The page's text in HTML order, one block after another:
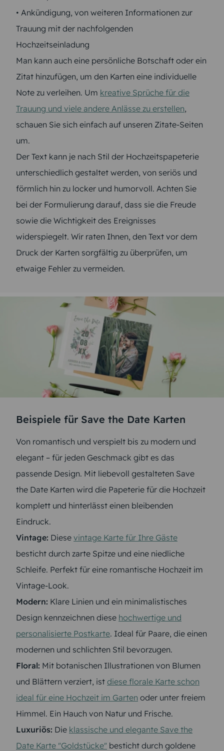
• Ankündigung, von weiteren Informationen zur
Trauung mit der nachfolgenden
Hochzeitseinladung
Man kann auch eine persönliche Botschaft oder ein
Zitat hinzufügen, um den Karten eine individuelle
Note zu verleihen. Um kreative Sprüche für die
Trauung und viele andere Anlässe zu erstellen,
schauen Sie sich einfach auf unseren Zitate-Seiten
um.
Der Text kann je nach Stil der Hochzeitspapeterie
unterschiedlich gestaltet werden, von seriös und
förmlich hin zu locker und humorvoll. Achten Sie
bei der Formulierung darauf, dass sie die Freude
sowie die Wichtigkeit des Ereignisses
widerspiegelt. Wir raten Ihnen, den Text vor dem
Druck der Karten sorgfältig zu überprüfen, um
etwaige Fehler zu vermeiden.
Beispiele für Save the Date Karten
Von romantisch und verspielt bis zu modern und
elegant – für jeden Geschmack gibt es das
passende Design. Mit liebevoll gestalteten Save
the Date Karten wird die Papeterie für die Hochzeit
komplett und hinterlässt einen bleibenden
Eindruck.
Vintage: Diese vintage Karte für Ihre Gäste
besticht durch zarte Spitze und eine niedliche
Schleife. Perfekt für eine romantische Hochzeit im
Vintage-Look.
Modern: Klare Linien und ein minimalistisches
Design kennzeichnen diese hochwertige und
personalisierte Postkarte. Ideal für Paare, die einen
modernen und schlichten Stil bevorzugen.
Floral: Mit botanischen Illustrationen von Blumen
und Blättern verziert, ist diese florale Karte schon
ideal für eine Hochzeit im Garten oder unter freiem
Himmel. Ein Hauch von Natur und Frische.
Luxuriös: Die klassische und elegante Save the
Date Karte "Goldstücke" besticht durch goldene